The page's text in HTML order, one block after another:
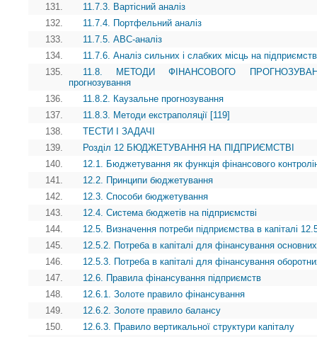
131.
11.7.3. Вартісний аналіз
132.
11.7.4. Портфельний аналіз
133.
11.7.5. АВС-аналіз
134.
11.7.6. Аналіз сильних і слабких місць на
135.
11.8. МЕТОДИ ФІНАНСОВОГО
прогнозування
136.
11.8.2. Каузальне прогнозування
137.
11.8.3. Методи екстраполяції [119]
138.
ТЕСТИ І ЗАДАЧІ
139.
Розділ 12 БЮДЖЕТУВАННЯ НА ПІДПРИЄМСТВІ
140.
12.1. Бюджетування як функція фінансового
141.
12.2. Принципи бюджетування
142.
12.3. Способи бюджетування
143.
12.4. Система бюджетів на підприємстві
144.
12.5. Визначення потреби підприємства в капіталі
145.
12.5.2. Потреба в капіталі для фінансування основних
146.
12.5.3. Потреба в капіталі для фінансування
147.
12.6. Правила фінансування підприємств
148.
12.6.1. Золоте правило фінансування
149.
12.6.2. Золоте правило балансу
150.
12.6.3. Правило вертикальної структури капіталу